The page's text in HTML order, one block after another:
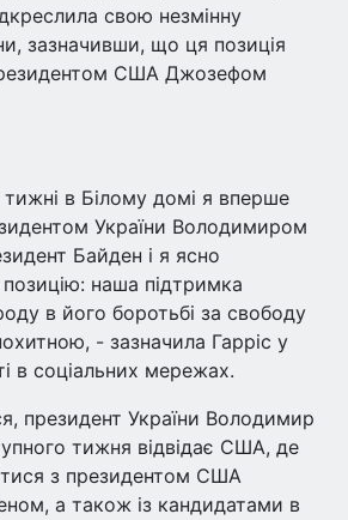
свою незмінну
зазначивши, що ця позиція
США Джозефом
в Білому домі я вперше
України Володимиром
Байден і я ясно
наша підтримка
в його боротьбі за свободу
- зазначила Гарріс у
в соціальних мережах.
президент України Володимир
тижня відвідає США, де
з президентом США
а також із кандидатами в